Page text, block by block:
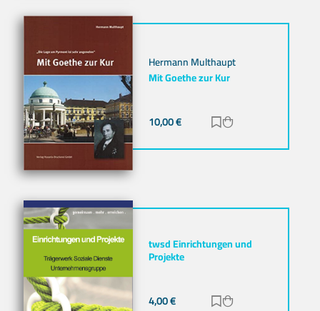
Hermann Multhaupt
Mit Goethe zur Kur
10,00€ Zur Merkliste
twsd Einrichtungen und
Projekte
4,00€ Zur Merkliste